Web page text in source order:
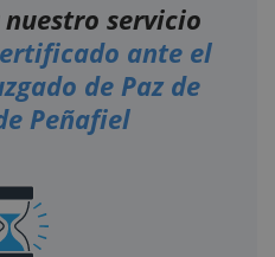
servicio
ante el
de Paz de
Peñafiel